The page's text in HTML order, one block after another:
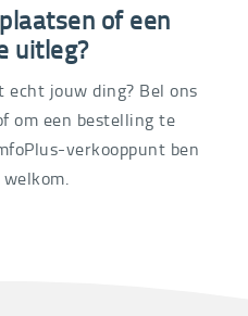
21 60
of een
uitleg?
jouw ding? Bel ons
om een bestelling te
verkooppunt ben